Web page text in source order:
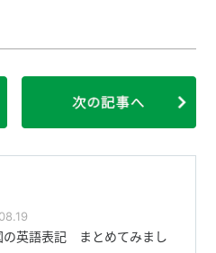
の英語表記 まとめてみまし